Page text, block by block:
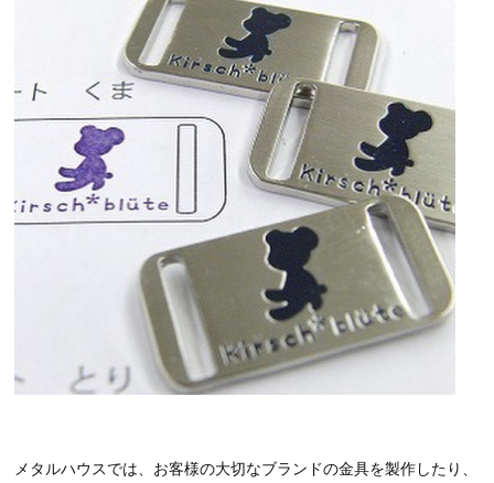
メタルハウスでは、お客様の大切なブランドの金具を製作したり、